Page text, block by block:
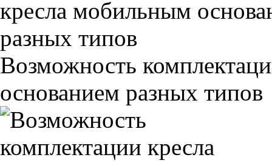
Возможность
основанием разных типов